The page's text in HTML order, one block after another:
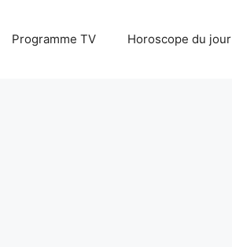
Programme TV Horoscope du jour